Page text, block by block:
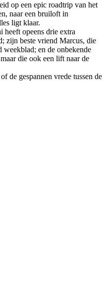
op een epic roadtrip van het
naar een bruiloft in
ligt klaar.
heeft opeens drie extra
zijn beste vriend Marcus, die
weekblad; en de onbekende
die ook een lift naar de
de gespannen vrede tussen de